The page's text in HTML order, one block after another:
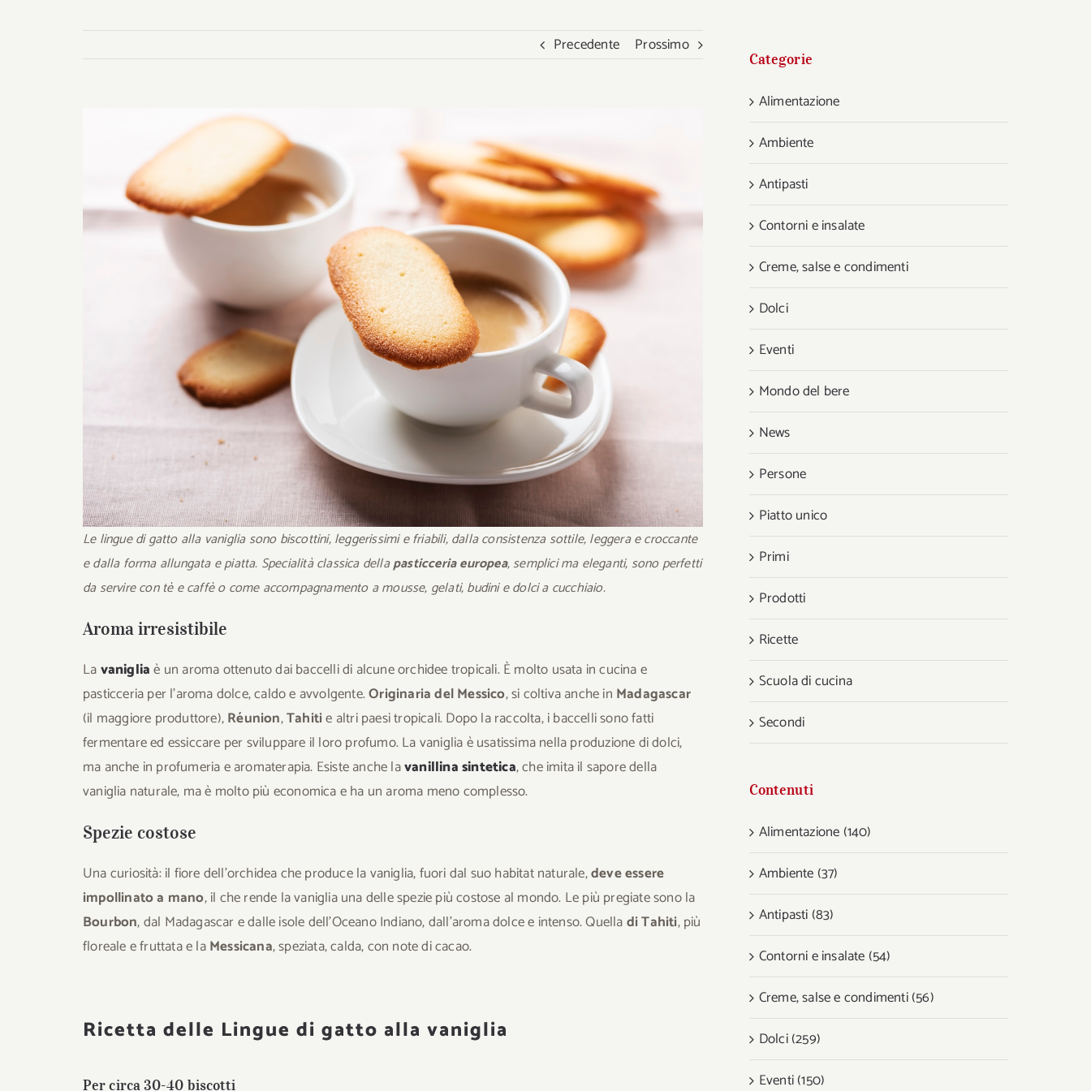
Precedente Prossimo
Le lingue di gatto alla vaniglia sono biscottini, leggerissimi e friabili, dalla consistenza sottile, leggera e croccante
e dalla forma allungata e piatta. Specialità classica dellapasticceria europea, semplici ma eleganti, sono perfetti
da servire con tè e caffè o come accompagnamento a mousse, gelati, budini e dolci a cucchiaio.
Aroma irresistibile
Lavanigliaè un aroma ottenuto dai baccelli di alcune orchidee tropicali. È molto usata in cucina e
pasticceria per l’aroma dolce, caldo e avvolgente.Originaria del Messico, si coltiva anche in Madagascar
(il maggiore produttore),Réunion,Tahitie altri paesi tropicali. Dopo la raccolta, i baccelli sono fatti
fermentare ed essiccare per sviluppare il loro profumo. La vaniglia è usatissima nella produzione di dolci,
ma anche in profumeria e aromaterapia. Esiste anche lavanillina sintetica, che imita il sapore della
vaniglia naturale, ma è molto più economica e ha un aroma meno complesso.
Spezie costose
Una curiosità: il fiore dell’orchidea che produce la vaniglia, fuori dal suo habitat naturale,deve essere
impollinato a mano, il che rende la vaniglia una delle spezie più costose al mondo. Le più pregiate sono la
Bourbon, dal Madagascar e dalle isole dell’Oceano Indiano, dall’aroma dolce e intenso. Quelladi Tahiti, più
floreale e fruttata e laMessicana, speziata, calda, con note di cacao.
Ricetta delle Lingue di gatto alla vaniglia
Per circa 30-40 biscotti
Categorie
Alimentazione
Ambiente
Antipasti
Contorni e insalate
Creme, salse e condimenti
Dolci
Eventi
Mondo del bere
News
Persone
Piatto unico
Primi
Prodotti
Ricette
Scuola di cucina
Secondi
Contenuti
Alimentazione (140)
Ambiente (37)
Antipasti (83)
Contorni e insalate (54)
Creme, salse e condimenti (56)
Dolci (259)
Eventi (150)